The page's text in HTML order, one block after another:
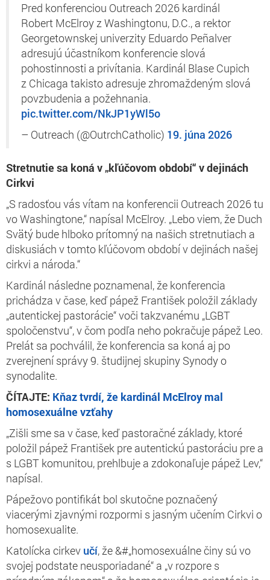
Pred konferenciou Outreach 2026 kardinál
Robert McElroy z Washingtonu, D.C., a rektor
Georgetownskej univerzity Eduardo Peñalver
adresujú účastníkom konferencie slová
pohostinnosti a privítania. Kardinál Blase Cupich
z Chicaga takisto adresuje zhromaždeným slová
povzbudenia a požehnania.
pic.twitter.com/NkJP1yWl5o
– Outreach (@OutrchCatholic) 19. júna 2026
Stretnutie sa koná v „kľúčovom období“ v dejinách
Cirkvi
„S radosťou vás vítam na konferencii Outreach 2026 tu
vo Washingtone,“ napísal McElroy. „Lebo viem, že Duch
Svätý bude hlboko prítomný na našich stretnutiach a
diskusiách v tomto kľúčovom období v dejinách našej
cirkvi a národa.“
Kardinál následne poznamenal, že konferencia
prichádza v čase, keď pápež František položil základy
„autentickej pastorácie“ voči takzvanému „LGBT
spoločenstvu“, v čom podľa neho pokračuje pápež Leo.
Prelát sa pochválil, že konferencia sa koná aj po
zverejnení správy 9. študijnej skupiny Synody o
synodalite.
ČÍTAJTE: Kňaz tvrdí, že kardinál McElroy mal
homosexuálne vzťahy
„Zišli sme sa v čase, keď pastoračné základy, ktoré
položil pápež František pre autentickú pastoráciu pre a
s LGBT komunitou, prehlbuje a zdokonaľuje pápež Lev,“
napísal.
Pápežovo pontifikát bol skutočne poznačený
viacerými zjavnými rozpormi s jasným učením Cirkvi o
homosexualite.
Katolícka cirkev učí, že &#„homosexuálne činy sú vo
svojej podstate neusporiadané“ a „v rozpore s